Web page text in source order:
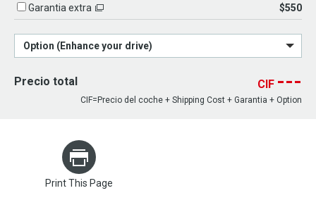
Garantia extra $550
Option (Enhance your drive)
Precio total CIF ---
CIF=Precio del coche + Shipping Cost + Garantia + Option
Print This Page